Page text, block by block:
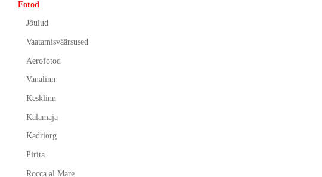
Fotod
Jõulud
Vaatamisväärsused
Aerofotod
Vanalinn
Kesklinn
Kalamaja
Kadriorg
Pirita
Rocca al Mare